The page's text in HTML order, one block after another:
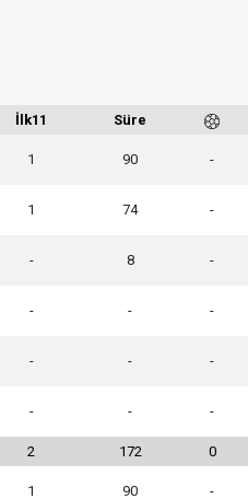
İlk11 Süre
1 90 -
1 74 -
- 8 -
- - -
- - -
- - -
2 172 0
1 90 -